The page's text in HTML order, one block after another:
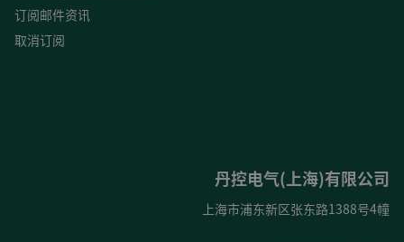
订阅邮件资讯
取消订阅
丹控电气(上海)有限公司
上海市浦东新区张东路1388号4幢